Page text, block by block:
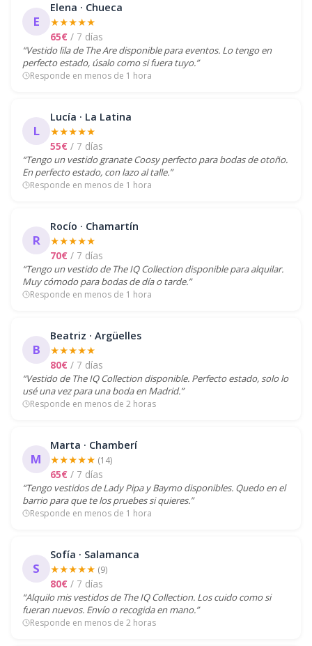
E
Elena · Chueca
★★★★★
65€ / 7 días
“Vestido lila de The Are disponible para eventos. Lo tengo en
perfecto estado, úsalo como si fuera tuyo.”
Responde en menos de 1 hora
L
Lucía · La Latina
★★★★★
55€ / 7 días
“Tengo un vestido granate Coosy perfecto para bodas de otoño.
En perfecto estado, con lazo al talle.”
Responde en menos de 1 hora
R
Rocío · Chamartín
★★★★★
70€ / 7 días
“Tengo un vestido de The IQ Collection disponible para alquilar.
Muy cómodo para bodas de día o tarde.”
Responde en menos de 1 hora
B
Beatriz · Argüelles
★★★★★
80€ / 7 días
“Vestido de The IQ Collection disponible. Perfecto estado, solo lo
usé una vez para una boda en Madrid.”
Responde en menos de 2 horas
M
Marta · Chamberí
★★★★★ (14)
65€ / 7 días
“Tengo vestidos de Lady Pipa y Baymo disponibles. Quedo en el
barrio para que te los pruebes si quieres.”
Responde en menos de 1 hora
S
Sofía · Salamanca
★★★★★ (9)
80€ / 7 días
“Alquilo mis vestidos de The IQ Collection. Los cuido como si
fueran nuevos. Envío o recogida en mano.”
Responde en menos de 2 horas